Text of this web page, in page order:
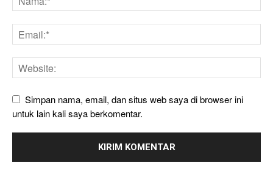
Simpan nama, email, dan situs web saya di browser ini
untuk lain kali saya berkomentar.